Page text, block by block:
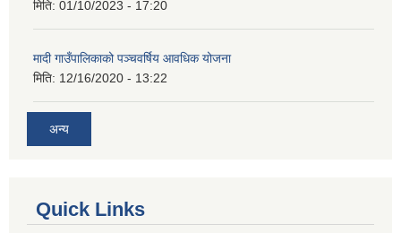
मिति: 01/10/2023 - 17:20
मादी गाउँपालिकाको पञ्चवर्षिय आवधिक योजना
मिति: 12/16/2020 - 13:22
अन्य
Quick Links